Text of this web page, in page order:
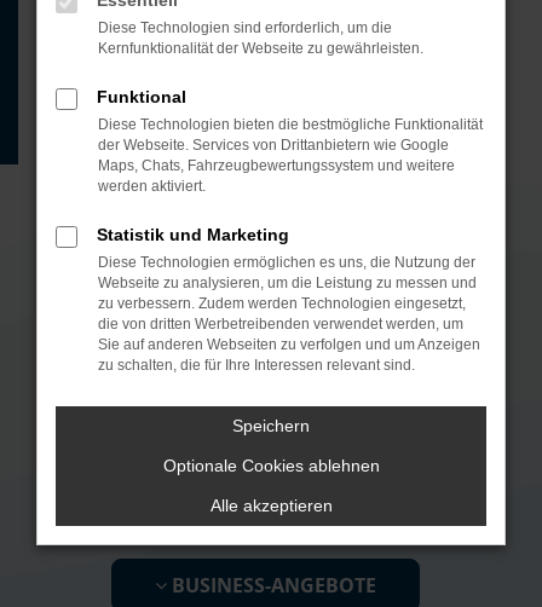
Neuwagen zu Top-Konditionen
MTS Automobile in Oberursel, Friedberg und Neu-
Anspach: große Auswahl vom E‑Auto bis SUV,
persönliche Beratung & Probefahrt. Kauf, Leasing,
BUSINESS-ANGEBOTE
Diese Technologien sind erforderlich, um die
Kernfunktionalität der Webseite zu gewährleisten.
Funktional
Diese Technologien bieten die bestmögliche Funktionalität
der Webseite. Services von Drittanbietern wie Google
Maps, Chats, Fahrzeugbewertungssystem und weitere
werden aktiviert.
Statistik und Marketing
Diese Technologien ermöglichen es uns, die Nutzung der
Webseite zu analysieren, um die Leistung zu messen und
zu verbessern. Zudem werden Technologien eingesetzt,
die von dritten Werbetreibenden verwendet werden, um
Sie auf anderen Webseiten zu verfolgen und um Anzeigen
zu schalten, die für Ihre Interessen relevant sind.
Speichern
Optionale Cookies ablehnen
Alle akzeptieren